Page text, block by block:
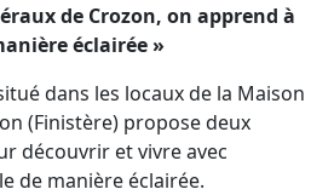
de Crozon, on apprend à
éclairée »
dans les locaux de la Maison
(Finistère) propose deux
découvrir et vivre avec
de manière éclairée.